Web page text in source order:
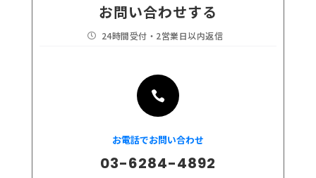
お問い合わせする
 24時間受付・2営業日以内返信

お電話でお問い合わせ
03-6284-4892